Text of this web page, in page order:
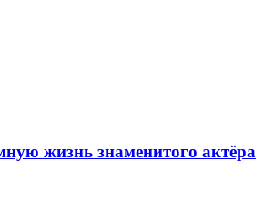
жизнь знаменитого актёра